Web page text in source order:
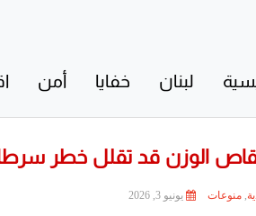
لبنان خفايا أمن
الوزن قد تقلل خطر
, منوعات يونيو 3, 2026